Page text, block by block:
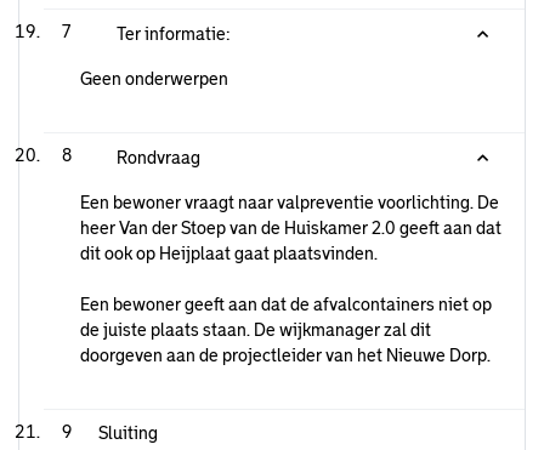
7 Ter informatie:
Geen onderwerpen
8 Rondvraag
Een bewoner vraagt naar valpreventie voorlichting. De
heer Van der Stoep van de Huiskamer 2.0 geeft aan dat
dit ook op Heijplaat gaat plaatsvinden.
Een bewoner geeft aan dat de afvalcontainers niet op
de juiste plaats staan. De wijkmanager zal dit
doorgeven aan de projectleider van het Nieuwe Dorp.
9 Sluiting